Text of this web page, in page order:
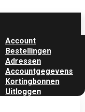
Account
Bestellingen
Adressen
Accountgegevens
Kortingbonnen
Uitloggen